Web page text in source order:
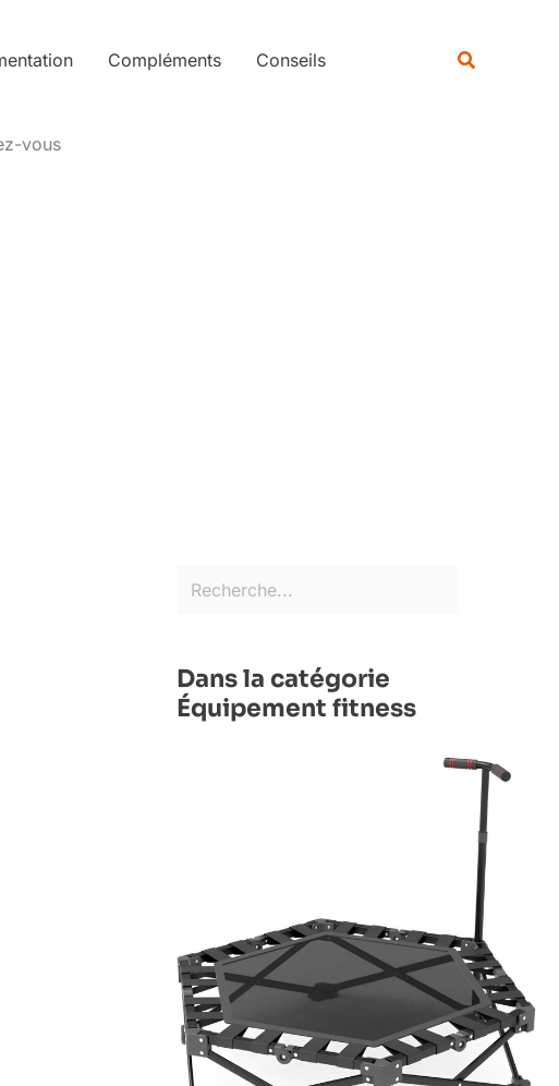
Compléments Conseils
vous
Dans la catégorie
Équipement fitness